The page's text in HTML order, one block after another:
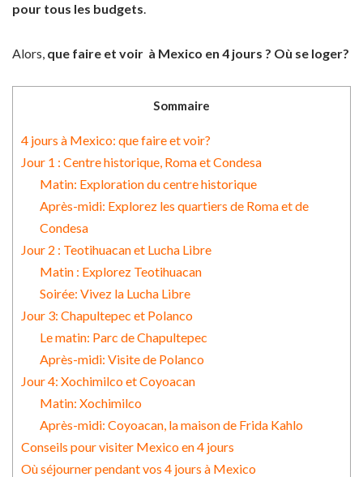
pour tous les budgets.
Alors, que faire et voir à Mexico en 4 jours ? Où se loger?
Sommaire
4 jours à Mexico: que faire et voir?
Jour 1 : Centre historique, Roma et Condesa
Matin: Exploration du centre historique
Après-midi: Explorez les quartiers de Roma et de
Condesa
Jour 2 : Teotihuacan et Lucha Libre
Matin : Explorez Teotihuacan
Soirée: Vivez la Lucha Libre
Jour 3: Chapultepec et Polanco
Le matin: Parc de Chapultepec
Après-midi: Visite de Polanco
Jour 4: Xochimilco et Coyoacan
Matin: Xochimilco
Après-midi: Coyoacan, la maison de Frida Kahlo
Conseils pour visiter Mexico en 4 jours
Où séjourner pendant vos 4 jours à Mexico